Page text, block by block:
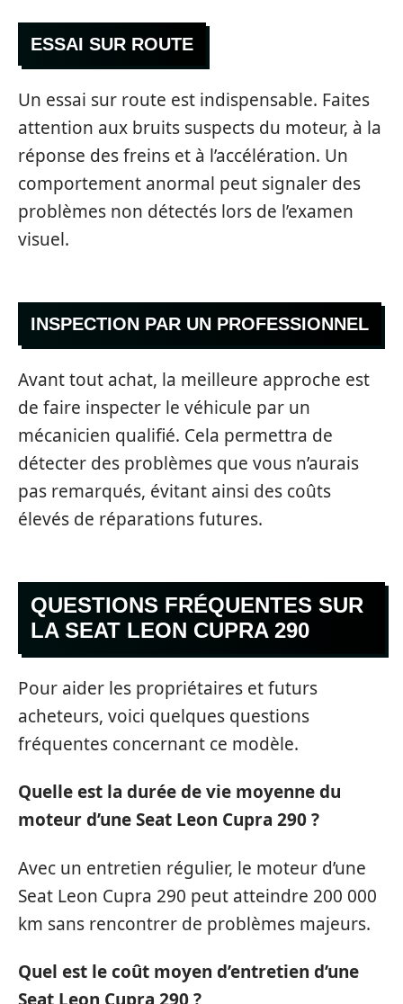
ESSAI SUR ROUTE
Un essai sur route est indispensable. Faites
attention aux bruits suspects du moteur, à la
réponse des freins et à l’accélération. Un
comportement anormal peut signaler des
problèmes non détectés lors de l’examen
visuel.
INSPECTION PAR UN PROFESSIONNEL
Avant tout achat, la meilleure approche est
de faire inspecter le véhicule par un
mécanicien qualifié. Cela permettra de
détecter des problèmes que vous n’aurais
pas remarqués, évitant ainsi des coûts
élevés de réparations futures.
QUESTIONS FRÉQUENTES SUR
LA SEAT LEON CUPRA 290
Pour aider les propriétaires et futurs
acheteurs, voici quelques questions
fréquentes concernant ce modèle.
Quelle est la durée de vie moyenne du
moteur d’une Seat Leon Cupra 290 ?
Avec un entretien régulier, le moteur d’une
Seat Leon Cupra 290 peut atteindre 200 000
km sans rencontrer de problèmes majeurs.
Quel est le coût moyen d’entretien d’une